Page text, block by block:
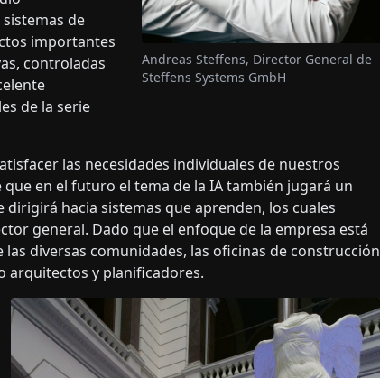
de
importantes
controladas
de la serie
Andreas Steffens, Director General de
Steffens Systems GmbH
las necesidades individuales de nuestros
en el futuro el tema de la IA también jugará un
hacia sistemas que aprenden, los cuales
general. Dado que el enfoque de la empresa está
diversas comunidades, las oficinas de construcción
arquitectos y planificadores.